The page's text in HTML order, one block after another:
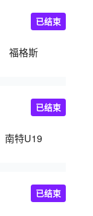
福格斯
已结束
南特U19
已结束
已结束